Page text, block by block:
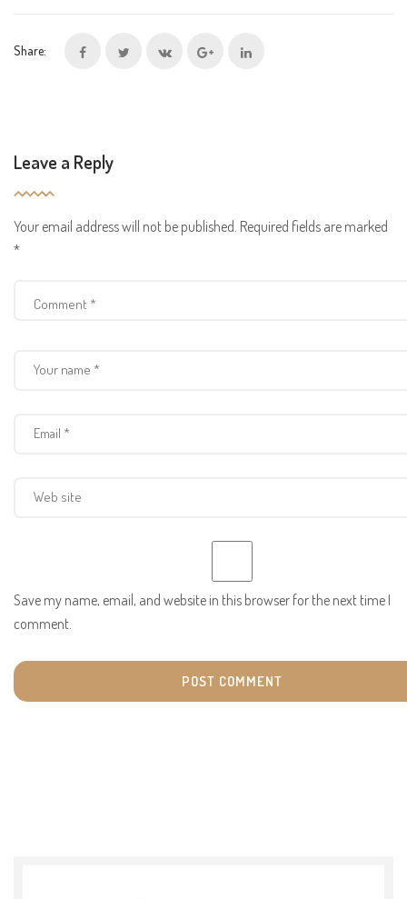
Share:
Leave a Reply
Your email address will not be published. Required fields are marked
*
Save my name, email, and website in this browser for the next time I
comment.